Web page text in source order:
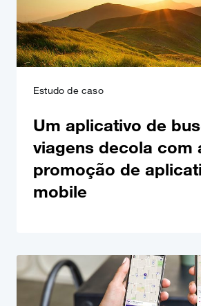
Estudo de caso
Um aplicativo de
viagens decola com
promoção de
mobile